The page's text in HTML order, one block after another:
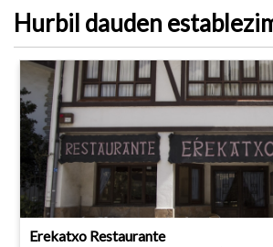
Hurbil dauden
Erekatxo Restaurante